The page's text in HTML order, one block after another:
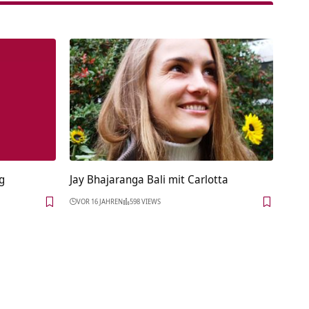
Jay Bhajaranga Bali mit Carlotta
VOR 16 JAHREN 598 VIEWS